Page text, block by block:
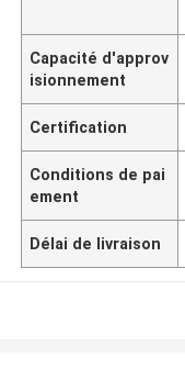
Capacité d'approv
isionnement
Certification
Conditions de pai
ement
Délai de livraison